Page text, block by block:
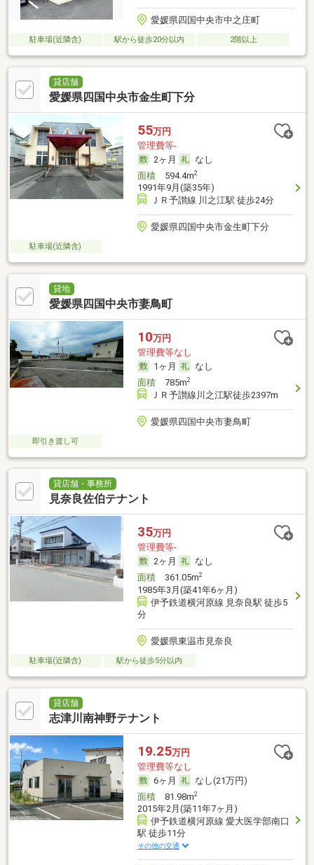
愛媛県四国中央市中之庄町
駐車場(近隣含) 駅から徒歩20分以内 2階以上
貸店舗
愛媛県四国中央市金生町下分
55万円
管理費等-
2ヶ月
なし
面積594.4m2
1991年9月(築35年)
ＪＲ予讃線 川之江駅 徒歩24分
愛媛県四国中央市金生町下分
駐車場(近隣含)
貸地
愛媛県四国中央市妻鳥町
10万円
管理費等なし
1ヶ月
なし
面積785m2
ＪＲ予讃線川之江駅徒歩2397m
愛媛県四国中央市妻鳥町
即引き渡し可
貸店舗・事務所
見奈良佐伯テナント
35万円
管理費等-
2ヶ月
なし
面積361.05m2
1985年3月(築41年6ヶ月)
伊予鉄道横河原線 見奈良駅 徒歩5
分
愛媛県東温市見奈良
駐車場(近隣含) 駅から徒歩5分以内
貸店舗
志津川南神野テナント
19.25万円
管理費等なし
6ヶ月
なし(21万円)
面積81.98m2
2015年2月(築11年7ヶ月)
伊予鉄道横河原線 愛大医学部南口
駅 徒歩11分
その他の交通